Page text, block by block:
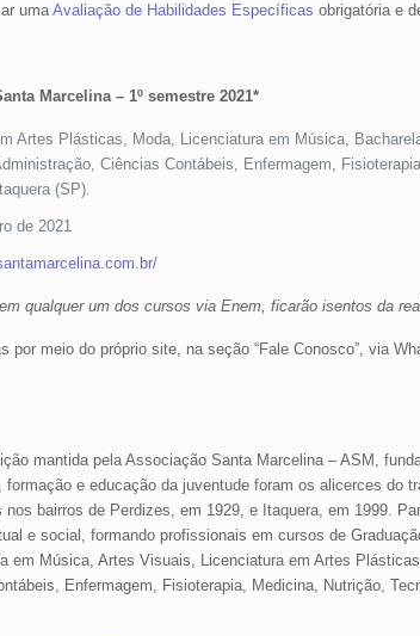
umaAvaliação de Habilidades Específicas obrigatória e
Marcelina – 1º semestre 2021*
Artes Plásticas, Moda, Licenciatura em Música,
Ciências Contábeis, Enfermagem,
(SP).
de 2021
qualquer um dos cursos via Enem, ficarão isentos da
por meio do próprio site, na seção “Fale Conosco”, via
mantida pela Associação Santa Marcelina – ASM,
e educação da juventude foram os alicerces do
bairros de Perdizes, em 1929, e Itaquera, em 1999.
e social, formando profissionais em cursos de
em Música, Artes Visuais, Licenciatura em Artes
Enfermagem, Fisioterapia, Medicina, Nutrição,